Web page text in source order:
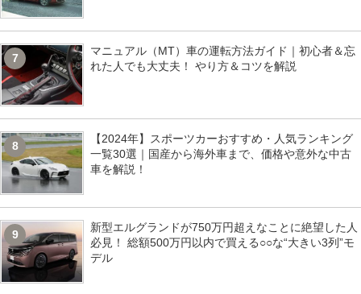
7
マニュアル（MT）車の運転方法ガイド｜初心者＆忘
れた人でも大丈夫！ やり方＆コツを解説
8
【2024年】スポーツカーおすすめ・人気ランキング
一覧30選｜国産から海外車まで、価格や意外な中古
車を解説！
9
新型エルグランドが750万円超えなことに絶望した人
必見！ 総額500万円以内で買える○○な“大きい3列”モ
デル